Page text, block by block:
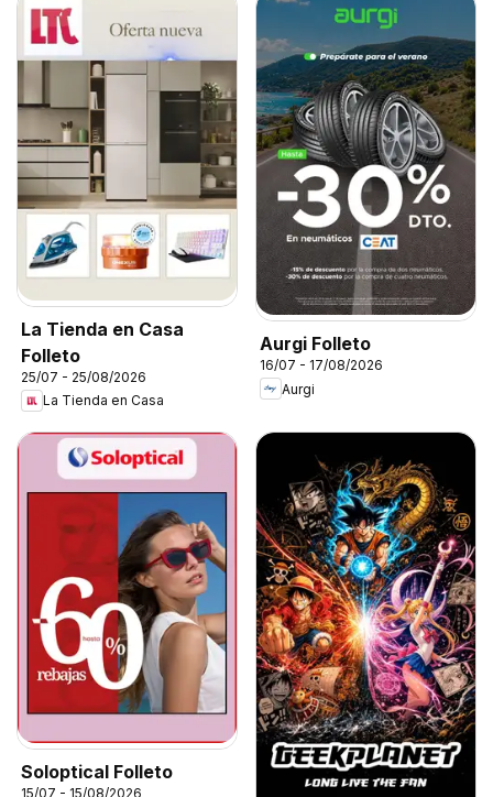
La Tienda en Casa
Folleto
25/07 - 25/08/2026
La Tienda en Casa
Aurgi Folleto
16/07 - 17/08/2026
Aurgi
Soloptical Folleto
15/07 - 15/08/2026